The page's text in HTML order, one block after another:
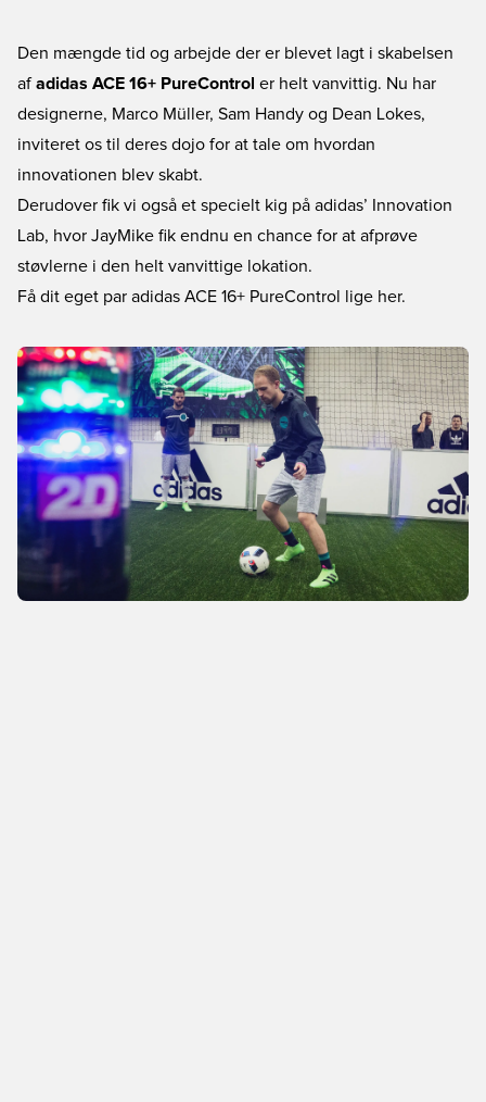
Den mængde tid og arbejde der er blevet lagt i skabelsen
afadidas ACE 16+ PureControl er helt vanvittig. Nu har
designerne, Marco Müller, Sam Handy og Dean Lokes,
inviteret os til deres dojo for at tale om hvordan
innovationen blev skabt.
Derudover fik vi også et specielt kig på adidas’ Innovation
Lab, hvor JayMike fik endnu en chance for at afprøve
støvlerne i den helt vanvittige lokation.
Få dit eget par adidas ACE 16+ PureControl lige her.